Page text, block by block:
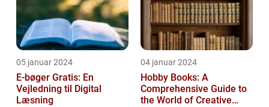
05 januar 2024
E-bøger Gratis: En
Vejledning til Digital
Læsning
04 januar 2024
Hobby Books: A
Comprehensive Guide to
the World of Creative